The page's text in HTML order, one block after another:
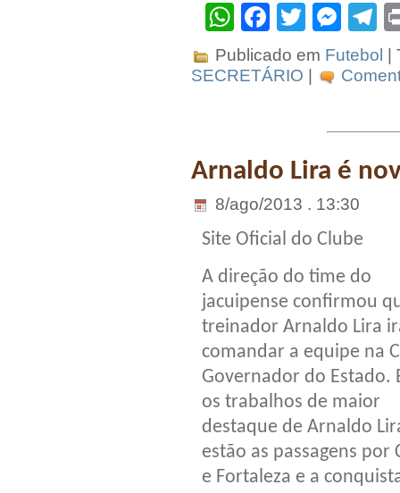
WhatsApp
Facebook
Twitter
Publicado em Futebol
|
SECRETÁRIO
Arnaldo Lira é
8/ago/2013 . 13:30
Site Oficial do Clube
A direção do time do
jacuipense confirmou
treinador Arnaldo Lira
comandar a equipe na
Governador do Estado.
os trabalhos de maior
destaque de Arnaldo
estão as passagens por
e Fortaleza e a